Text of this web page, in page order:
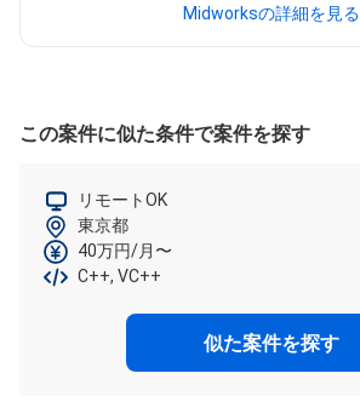
Midworksの詳細を見る
この案件に似た条件で案件を探す
リモートOK
東京都
40万円/月〜
C++, VC++
似た案件を探す